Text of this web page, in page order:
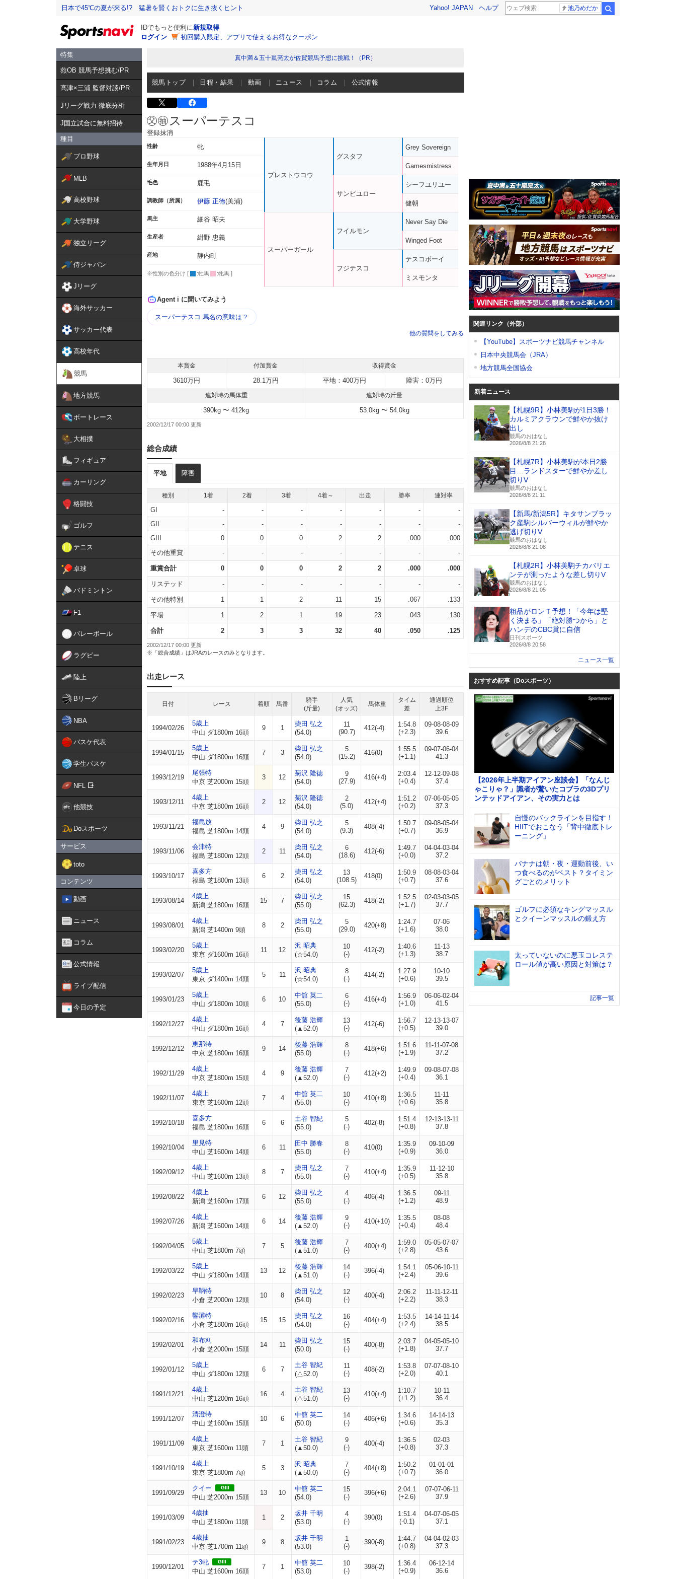
日本で45℃の夏が来る!? 猛暑を賢くおトクに生き抜くヒント Yahoo! JAPAN ヘルプ 池乃めだか
IDでもっと便利に新規取得
ログイン
初回購入限定、アプリで使えるお得なクーポン
特集
燕OB 競馬予想挑む/PR
髙津×三浦 監督対談/PR
Jリーグ戦力 徹底分析
J国立試合に無料招待
種目
プロ野球
MLB
高校野球
大学野球
独立リーグ
侍ジャパン
Jリーグ
海外サッカー
サッカー代表
高校年代
競馬
地方競馬
ボートレース
大相撲
フィギュア
カーリング
格闘技
ゴルフ
テニス
卓球
バドミントン
F1
バレーボール
ラグビー
陸上
Bリーグ
NBA
バスケ代表
学生バスケ
NFL
他競技
Doスポーツ
サービス
toto
コンテンツ
動画
ニュース
コラム
公式情報
ライブ配信
今日の予定
真中満＆五十嵐亮太が佐賀競馬予想に挑戦！（PR）
競馬トップ 日程・結果 動画 ニュース コラム 公式情報
スーパーテスコ
登録抹消
性齢 牝
生年月日 1988年4月15日
毛色 鹿毛
調教師（所属） 伊藤 正徳(美浦)
馬主 細谷 昭夫
生産者 紺野 忠義
産地 静内町
※性別の色分け [ :牡馬 :牝馬 ]
プレストウコウ
スーパーガール
グスタフ
サンピユロー
フイルモン
フジテスコ
Grey Sovereign
Gamesmistress
シーフユリユー
健朝
Never Say Die
Winged Foot
テスコボーイ
ミスモンタ
Agent i に聞いてみよう
スーパーテスコ 馬名の意味は？
他の質問をしてみる
本賞金 付加賞金 収得賞金
3610万円 28.1万円 平地：400万円 障害：0万円
連対時の馬体重 連対時の斤量
390kg 〜 412kg 53.0kg 〜 54.0kg
2002/12/17 00:00
総合成績
平地 障害
種別 1着 2着 3着 4着～ 出走 勝率 連対率
GI - - - - - -
-
GII
- - - - - -
-
GIII
0 0 0 2 2 .000
.000
その他重賞
- - - - - - -
重賞合計 0 0 0 2 2 .000 .000
リステッド - - - - - - -
その他特別 1 1 2 11 15 .067 .133
平場 1 2 1 19 23 .043 .130
合計 2 3 3 32 40 .050 .125
2002/12/17 00:00 更新
※「総合成績」はJRAのレースのみとなります。
出走レース
日付 レース 着順 馬番
騎手
(斤量)
人気
(オッズ)
馬体重
タイム
差
通過順位
上3F
1994/02/26
5歳上
中山 ダ1800m 16頭
9 1
柴田 弘之
(54.0)
11
(90.7)
412(-4)
1:54.8
(+2.3)
09-08-08-09
39.6
1994/01/15
5歳上
中山 ダ1800m 16頭
7 3
柴田 弘之
(54.0)
5
(15.2)
416(0)
1:55.5
(+1.1)
09-07-06-04
41.3
1993/12/19
尾張特
中京 芝2000m 15頭
3 12
菊沢 隆徳
(54.0)
9
(27.9)
416(+4)
2:03.4
(+0.4)
12-12-09-08
37.4
1993/12/11
4歳上
中京 芝1800m 16頭
2 12
菊沢 隆徳
(54.0)
2
(5.0)
412(+4)
1:51.2
(+0.2)
07-06-05-05
37.3
1993/11/21
福島放
福島 芝1800m 14頭
4 9
柴田 弘之
(54.0)
5
(9.3)
408(-4)
1:50.7
(+0.7)
09-08-05-04
36.9
1993/11/06
会津特
福島 芝1800m 12頭
2 11
柴田 弘之
(54.0)
6
(18.6)
412(-6)
1:49.7
(+0.0)
04-04-03-04
37.2
1993/10/17
喜多方
福島 芝1800m 13頭
6 2
柴田 弘之
(54.0)
13
(108.5)
418(0)
1:50.9
(+0.7)
08-08-03-04
37.6
1993/08/14
4歳上
新潟 芝1800m 16頭
15 7
柴田 弘之
(55.0)
15
(62.3)
418(-2)
1:52.5
(+1.7)
02-03-03-05
37.7
1993/08/01
4歳上
新潟 芝1400m 9頭
8 2
柴田 弘之
(55.0)
5
(29.0)
420(+8)
1:24.7
(+1.6)
07-06
38.0
1993/02/20
5歳上
東京 ダ1600m 16頭
11 12
沢 昭典
(☆54.0)
10
(-)
412(-2)
1:40.6
(+1.3)
11-13
38.7
1993/02/07
5歳上
東京 ダ1400m 14頭
5 11
沢 昭典
(☆54.0)
8
(-)
414(-2)
1:27.9
(+0.6)
10-10
39.5
1993/01/23
5歳上
中山 ダ1800m 10頭
6 10
中舘 英二
(55.0)
6
(-)
416(+4)
1:56.9
(+1.0)
06-06-02-04
41.5
1992/12/27
4歳上
中山 ダ1800m 16頭
4 7
後藤 浩輝
(▲52.0)
13
(-)
412(-6)
1:56.7
(+0.5)
12-13-13-07
39.0
1992/12/12
恵那特
中京 芝1800m 16頭
9 14
後藤 浩輝
(55.0)
8
(-)
418(+6)
1:51.6
(+1.9)
11-11-07-08
37.2
1992/11/29
4歳上
中京 芝1800m 15頭
4 9
後藤 浩輝
(▲52.0)
7
(-)
412(+2)
1:49.9
(+0.4)
09-08-07-08
36.1
1992/11/07
4歳上
東京 芝1600m 12頭
7 4
中舘 英二
(55.0)
10
(-)
410(+8)
1:36.5
(+0.6)
11-11
35.8
1992/10/18
喜多方
福島 芝1800m 16頭
6 6
土谷 智紀
(55.0)
5
(-)
402(-8)
1:51.4
(+0.8)
12-13-13-11
37.8
1992/10/04
里見特
中山 芝1600m 14頭
6 11
田中 勝春
(55.0)
8
(-)
410(0)
1:35.9
(+0.9)
09-10-09
36.0
1992/09/12
4歳上
中山 芝1600m 13頭
8 7
柴田 弘之
(55.0)
7
(-)
410(+4)
1:35.9
(+0.5)
11-12-10
35.8
1992/08/22
4歳上
新潟 芝1600m 17頭
6 12
柴田 弘之
(55.0)
4
(-)
406(-4)
1:36.5
(+1.2)
09-11
48.9
1992/07/26
4歳上
新潟 芝1600m 14頭
6 14
後藤 浩輝
(▲52.0)
9
(-)
410(+10)
1:35.5
(+0.4)
08-08
48.4
1992/04/05
5歳上
中山 芝1800m 7頭
7 5
後藤 浩輝
(▲51.0)
7
(-)
400(+4)
1:59.0
(+2.8)
05-05-07-07
43.6
1992/03/22
5歳上
中山 ダ1800m 14頭
13 12
後藤 浩輝
(▲51.0)
14
(-)
396(-4)
1:54.1
(+2.4)
05-06-10-11
39.6
1992/02/23
早鞆特
小倉 芝2000m 12頭
10 8
柴田 弘之
(54.0)
12
(-)
400(-4)
2:06.2
(+2.2)
11-11-12-11
38.3
1992/02/16
響灘特
小倉 芝1800m 16頭
15 15
柴田 弘之
(54.0)
16
(-)
404(+4)
1:53.5
(+2.4)
14-14-11-14
38.5
1992/02/01
和布刈
小倉 芝2000m 15頭
14 11
柴田 弘之
(50.0)
15
(-)
400(-8)
2:03.7
(+1.8)
04-05-05-10
37.7
1992/01/12
5歳上
中山 ダ1800m 12頭
6 7
土谷 智紀
(△52.0)
11
(-)
408(-2)
1:53.8
(+2.0)
07-07-08-10
40.1
1991/12/21
4歳上
中山 芝1200m 16頭
16 4
土谷 智紀
(△51.0)
13
(-)
410(+4)
1:10.7
(+1.2)
10-11
36.4
1991/12/07
清澄特
中山 芝1600m 15頭
10 6
中舘 英二
(50.0)
14
(-)
406(+6)
1:34.6
(+0.6)
14-14-13
35.3
1991/11/09
4歳上
東京 芝1600m 11頭
7 1
土谷 智紀
(▲50.0)
9
(-)
400(-4)
1:36.5
(+0.8)
02-03
37.3
1991/10/19
4歳上
東京 芝1800m 7頭
5 3
沢 昭典
(▲50.0)
7
(-)
404(+8)
1:50.2
(+0.7)
01-01-01
36.0
1991/09/29
クイー GIII
中山 芝2000m 15頭
13 10
中舘 英二
(54.0)
15
(-)
396(+6)
2:04.1
(+2.6)
07-07-06-11
37.9
1991/03/09
4歳抽
中山 芝1800m 11頭
1 2
坂井 千明
(53.0)
4
(-)
390(0)
1:51.4
(-0.1)
04-07-06-05
37.1
1991/02/23
4歳抽
中京 芝1700m 11頭
9 8
坂井 千明
(53.0)
1
(-)
390(-8)
1:44.7
(+0.8)
04-04-02-03
37.3
1990/12/01
テ3牝 GIII
中山 芝1600m 16頭
7 1
中舘 英二
(53.0)
10
(-)
398(-2)
1:36.4
(+0.9)
06-12-14
36.6
関連リンク（外部）
【YouTube】スポーツナビ競馬チャンネル
日本中央競馬会（JRA）
地方競馬全国協会
新着ニュース
【札幌9R】小林美駒が1日3勝！
カルミアクラウンで鮮やか抜け
出し
競馬のおはなし
2026/8/8 21:28
【札幌7R】小林美駒が本日2勝
目…ランドスターで鮮やか差し
切りV
競馬のおはなし
2026/8/8 21:11
【新馬/新潟5R】キタサンブラッ
ク産駒シルバーウィルが鮮やか
逃げ切りV
競馬のおはなし
2026/8/8 21:08
【札幌2R】小林美駒チカバリエ
ンテが測ったような差し切りV
競馬のおはなし
2026/8/8 21:05
粗品がロンＴ予想！「今年は堅
く決まる」「絶対勝つから」と
ハンデのCBC賞に自信
日刊スポーツ
2026/8/8 20:58
ニュース一覧
おすすめ記事（Doスポーツ）
【2026年上半期アイアン座談会】「なんじ
ゃこりゃ？」識者が驚いたコブラの3Dプリ
ンテッドアイアン、その実力とは
自慢のバックラインを目指す！
HIITでおこなう「背中徹底トレ
ーニング」
バナナは朝・夜・運動前後、い
つ食べるのがベスト？タイミン
グごとのメリット
ゴルフに必須なキングマッスル
とクイーンマッスルの鍛え方
太っていないのに悪玉コレステ
ロール値が高い原因と対策は？
記事一覧